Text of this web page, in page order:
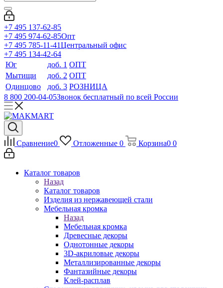
+7 495 137-62-85
+7 495 974-62-85Опт
+7 495 785-11-41Центральный офис
+7 495 134-42-64
Юг
доб. 1 ОПТ
Мытищи
доб. 2 ОПТ
Одинцово
доб. 3 РОЗНИЦА
8 800 200-04-05Звонок бесплатный по всей России
Сравнение0 Отложенные 0 Корзина0 0
Каталог товаров
Назад
Каталог товаров
Изделия из нержавеющей стали
Мебельная кромка
Назад
Мебельная кромка
Древесные декоры
Однотонные декоры
3D-акриловые декоры
Металлизированные декоры
Фантазийные декоры
Клей-расплав